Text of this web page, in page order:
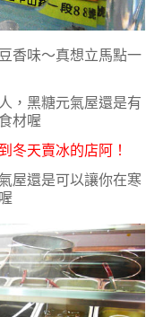
香味～真想立馬點一
，黑糖元氣屋還是有
材喔
冬天賣冰的店阿！
屋還是可以讓你在寒